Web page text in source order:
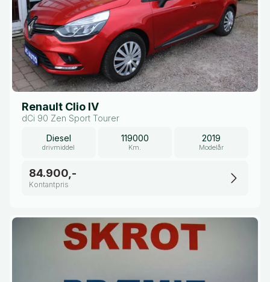
Renault Clio IV
dCi 90 Zen Sport Tourer
Diesel
drivmiddel
119000
Km.
2019
Modelår
84.900,-
Kontantpris